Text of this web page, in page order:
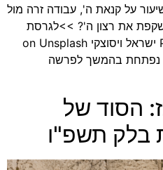
על קנאת ה', עבודה זרה מול
את רצון ה'? >>לגרסת
הדפסה לחצו כאן<< Photo by ישראל ויסוצקי on Unsplash
נפתחת בהמשך לפרשה
הסוד של
בלק תשפ"ו